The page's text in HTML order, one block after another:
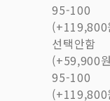
95-100
(+119,800
선택안함
(+59,900
95-100
(+119,800